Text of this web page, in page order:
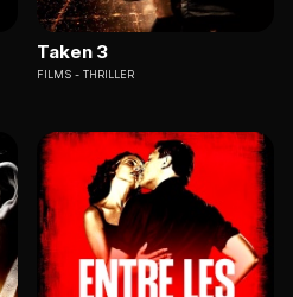
Taken 3
FILMS THRILLER